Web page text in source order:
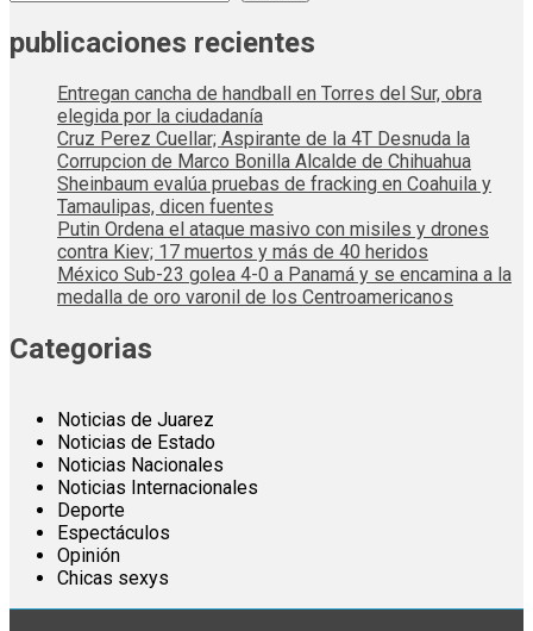
publicaciones recientes
Entregan cancha de handball en Torres del Sur, obra
elegida por la ciudadanía
Cruz Perez Cuellar; Aspirante de la 4T Desnuda la
Corrupcion de Marco Bonilla Alcalde de Chihuahua
Sheinbaum evalúa pruebas de fracking en Coahuila y
Tamaulipas, dicen fuentes
Putin Ordena el ataque masivo con misiles y drones
contra Kiev; 17 muertos y más de 40 heridos
México Sub-23 golea 4-0 a Panamá y se encamina a la
medalla de oro varonil de los Centroamericanos
Categorias
Noticias de Juarez
Noticias de Estado
Noticias Nacionales
Noticias Internacionales
Deporte
Espectáculos
Opinión
Chicas sexys